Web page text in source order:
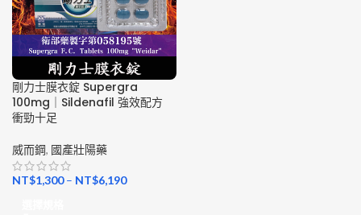
剛力士膜衣錠 Supergra
100mg｜Sildenafil 強效配方
衝勁十足
威而鋼, 國產壯陽藥
NT$1,300– NT$6,190